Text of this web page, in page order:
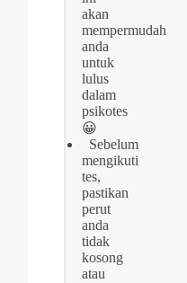
akan
mempermudah
anda
untuk
lulus
dalam
psikotes
😀
Sebelum
mengikuti
tes,
pastikan
perut
anda
tidak
kosong
atau